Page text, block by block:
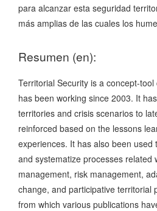
para alcanzar esta seguridad
más amplias de las cuales los
Resumen (en):
Territorial Security is a concept-
has been working since 2003. It
territories and crisis scenarios to
reinforced based on the lessons
experiences. It has also been used
and systematize processes related
management, risk management,
change, and participative territorial
from which various publications